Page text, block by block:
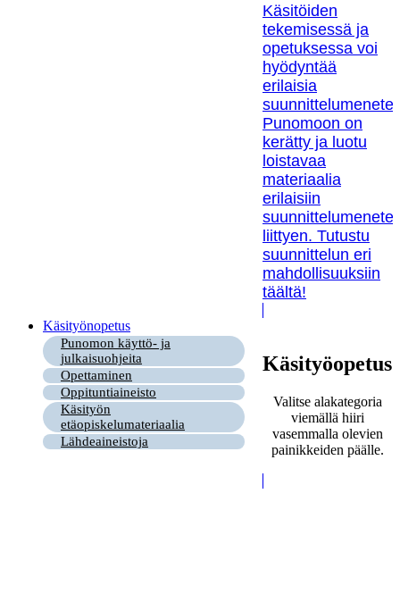
Käsitöiden
tekemisessä ja
opetuksessa voi
hyödyntää
erilaisia
Punomoon on
kerätty ja luotu
loistavaa
materiaalia
erilaisiin
liittyen. Tutustu
suunnittelun eri
mahdollisuuksiin
täältä!
Käsityönopetus
Punomon käyttö- ja
julkaisuohjeita
Opettaminen
Oppituntiaineisto
Käsityön
etäopiskelumateriaalia
Lähdeaineistoja
Käsityöopetus
Valitse alakategoria
viemällä hiiri
vasemmalla olevien
painikkeiden päälle.